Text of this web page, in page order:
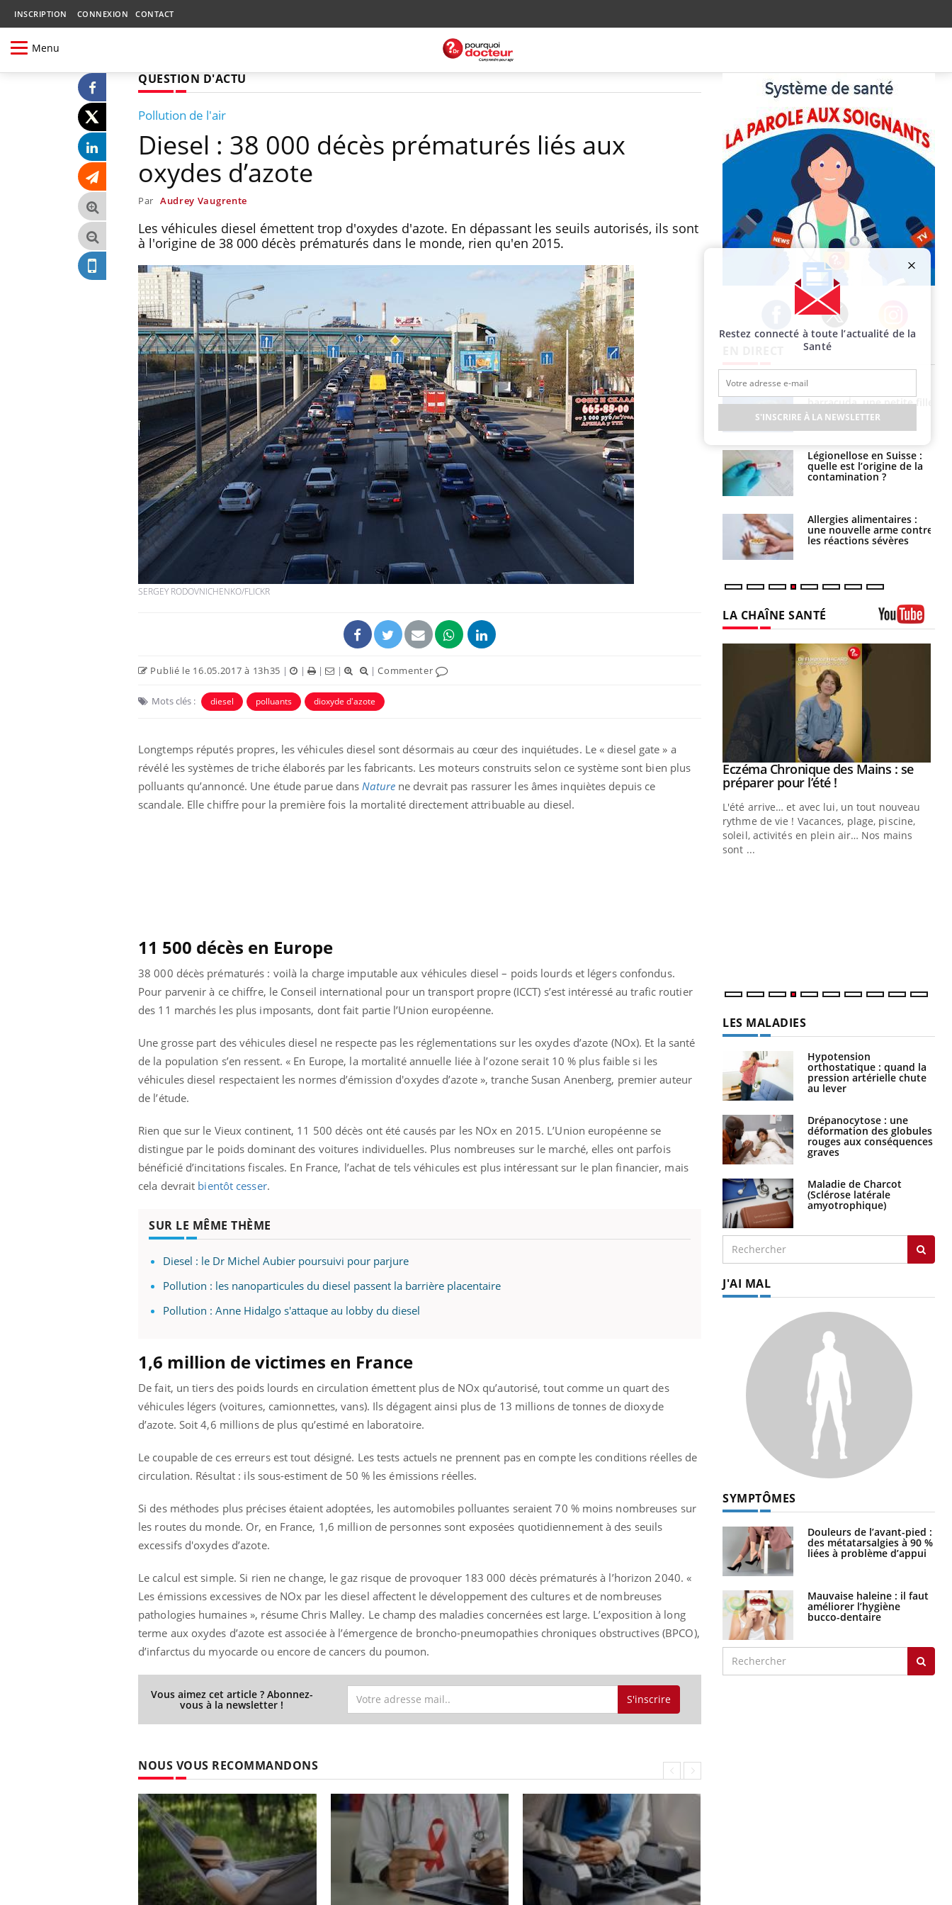
INSCRIPTION CONNEXION CONTACT
Menu
QUESTION D'ACTU
Pollution de l'air
Diesel : 38 000 décès prématurés liés aux
oxydes d’azote
Par Audrey Vaugrente
Les véhicules diesel émettent trop d'oxydes d'azote. En dépassant les seuils autorisés, ils sont
à l'origine de 38 000 décès prématurés dans le monde, rien qu'en 2015.
SERGEY RODOVNICHENKO/FLICKR
Publié le 16.05.2017 à 13h35 | | | | |Commenter
Mots clés : diesel polluants dioxyde d'azote
Longtemps réputés propres, les véhicules diesel sont désormais au cœur des inquiétudes. Le « diesel gate » a
révélé les systèmes de triche élaborés par les fabricants. Les moteurs construits selon ce système sont bien plus
polluants qu’annoncé. Une étude parue dans Naturene devrait pas rassurer les âmes inquiètes depuis ce
scandale. Elle chiffre pour la première fois la mortalité directement attribuable au diesel.
11 500 décès en Europe
38 000 décès prématurés : voilà la charge imputable aux véhicules diesel – poids lourds et légers confondus.
Pour parvenir à ce chiffre, le Conseil international pour un transport propre (ICCT) s’est intéressé au trafic routier
des 11 marchés les plus imposants, dont fait partie l’Union européenne.
Une grosse part des véhicules diesel ne respecte pas les réglementations sur les oxydes d’azote (NOx). Et la santé
de la population s’en ressent. « En Europe, la mortalité annuelle liée à l’ozone serait 10 % plus faible si les
véhicules diesel respectaient les normes d’émission d'oxydes d’azote », tranche Susan Anenberg, premier auteur
de l’étude.
Rien que sur le Vieux continent, 11 500 décès ont été causés par les NOx en 2015. L’Union européenne se
distingue par le poids dominant des voitures individuelles. Plus nombreuses sur le marché, elles ont parfois
bénéficié d’incitations fiscales. En France, l’achat de tels véhicules est plus intéressant sur le plan financier, mais
cela devrait bientôt cesser.
SUR LE MÊME THÈME
Diesel : le Dr Michel Aubier poursuivi pour parjure
Pollution : les nanoparticules du diesel passent la barrière placentaire
Pollution : Anne Hidalgo s'attaque au lobby du diesel
1,6 million de victimes en France
De fait, un tiers des poids lourds en circulation émettent plus de NOx qu’autorisé, tout comme un quart des
véhicules légers (voitures, camionnettes, vans). Ils dégagent ainsi plus de 13 millions de tonnes de dioxyde
d’azote. Soit 4,6 millions de plus qu’estimé en laboratoire.
Le coupable de ces erreurs est tout désigné. Les tests actuels ne prennent pas en compte les conditions réelles de
circulation. Résultat : ils sous-estiment de 50 % les émissions réelles.
Si des méthodes plus précises étaient adoptées, les automobiles polluantes seraient 70 % moins nombreuses sur
les routes du monde. Or, en France, 1,6 million de personnes sont exposées quotidiennement à des seuils
excessifs d'oxydes d’azote.
Le calcul est simple. Si rien ne change, le gaz risque de provoquer 183 000 décès prématurés à l’horizon 2040. «
Les émissions excessives de NOx par les diesel affectent le développement des cultures et de nombreuses
pathologies humaines », résume Chris Malley. Le champ des maladies concernées est large. L’exposition à long
terme aux oxydes d’azote est associée à l’émergence de broncho-pneumopathies chroniques obstructives (BPCO),
d’infarctus du myocarde ou encore de cancers du poumon.
Vous aimez cet article ? Abonnez-
vous à la newsletter ! S'inscrire
NOUS VOUS RECOMMANDONS
Facebook Twitter Instagram
La sieste empêche-t-elle
de dormir la nuit ?
VIH : la fin du comprimé
tous les jours se profile-t-
elle enfin ?
Pourquoi votre ventre
gâche-t-il les premiers
jours de vos vacances ?
Fortes chaleurs :
pourquoi le risque de
noyade grimpe-t-il ?
Le Viagra pourrait-il
freiner la propagation du
cancer ?
Pourquoi manger moins
de protéines pourrait
finalement être bénéfique
Grossesse et chaleur : ce
que dit la science
Le smartphone nuit-il à
l'apprentissage de la
lecture ?
Mordue par une tique en
vacances, elle reste dans
barracuda, une petite fille
secourue grâce à un
réflexe essentiel
Légionellose en Suisse :
quelle est l’origine de la
contamination ?
Allergies alimentaires :
une nouvelle arme contre
les réactions sévères
LA CHAÎNE SANTÉ
Eczéma Chronique des Mains :
expliquer ma maladieYoutube
Il y a des sujets qui sont faciles à aborder...
Youtube
Carence en fer : comprendre pour
prévenirYoutube
Fatigue, irritabilité, brouillard mental ou
Youtube
Insuline & Charge mentale : et si on
osait en parler??Youtube
En 2026, l'insuline dans le diabète de type 2
Youtube
Eczéma Chronique des Mains : se
préparer pour l’été !Youtube
L'été arrive… et avec lui, un tout nouveau
rythme de vie ! Vacances, plage, piscine,
soleil, activités en plein air… Nos mains
sont ...
LES MALADIES
Hypotension
orthostatique : quand la
pression artérielle chute
au lever
Drépanocytose : une
déformation des globules
rouges aux conséquences
graves
Maladie de Charcot
(Sclérose latérale
amyotrophique)
J'AI MAL
SYMPTÔMES
Douleurs de l’avant-pied :
des métatarsalgies à 90 %
liées à problème d’appui
Mauvaise haleine : il faut
améliorer l’hygiène
bucco-dentaire
Restez connecté à toute l’actualité de la
Santé
S'INSCRIRE À LA NEWSLETTER